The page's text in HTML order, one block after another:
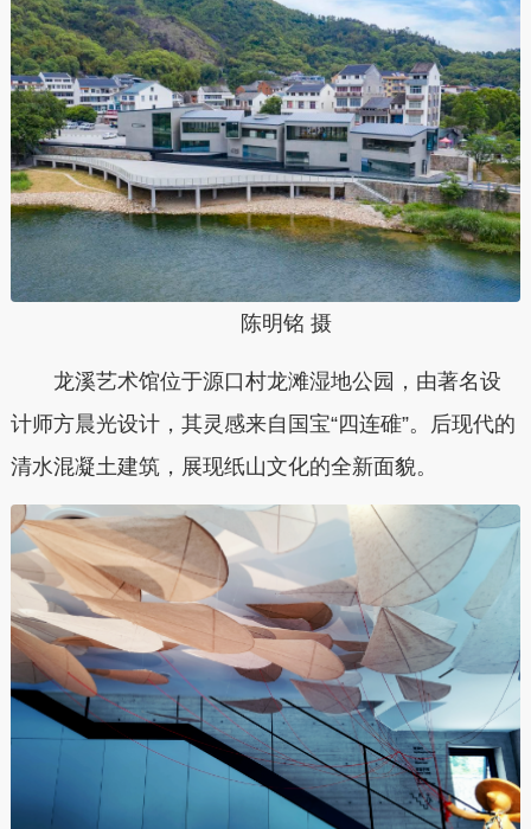
陈明铭 摄
龙溪艺术馆位于源口村龙滩湿地公园，由著名设
计师方晨光设计，其灵感来自国宝“四连碓”。后现代的
清水混凝土建筑，展现纸山文化的全新面貌。